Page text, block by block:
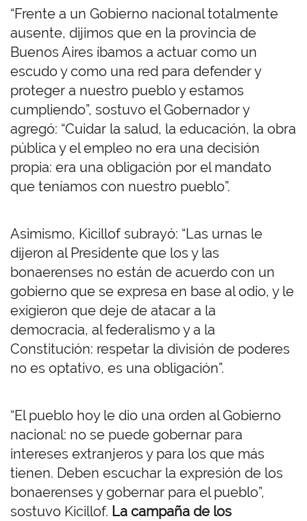
“Frente a un Gobierno nacional totalmente
ausente, dijimos que en la provincia de
Buenos Aires íbamos a actuar como un
escudo y como una red para defender y
proteger a nuestro pueblo y estamos
cumpliendo”, sostuvo el Gobernador y
agregó: “Cuidar la salud, la educación, la obra
pública y el empleo no era una decisión
propia: era una obligación por el mandato
que teníamos con nuestro pueblo”.
Asimismo, Kicillof subrayó: “Las urnas le
dijeron al Presidente que los y las
bonaerenses no están de acuerdo con un
gobierno que se expresa en base al odio, y le
exigieron que deje de atacar a la
democracia, al federalismo y a la
Constitución: respetar la división de poderes
no es optativo, es una obligación”.
“El pueblo hoy le dio una orden al Gobierno
nacional: no se puede gobernar para
intereses extranjeros y para los que más
tienen. Deben escuchar la expresión de los
bonaerenses y gobernar para el pueblo”,
sostuvo Kicillof. La campaña de los